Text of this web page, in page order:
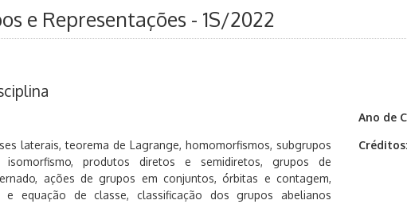
e Representações - 1S/2022
laterais, teorema de Lagrange, homomorfismos, subgrupos
isomorfismo, produtos diretos e semidiretos, grupos de
ações de grupos em conjuntos, órbitas e contagem,
e equação de classe, classificação dos grupos abelianos
Ano de
Créditos: